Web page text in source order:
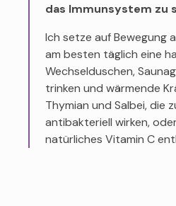
das Immunsystem zu
Ich setze auf Bewegung
am besten täglich eine
Wechselduschen,
trinken und wärmende
Thymian und Salbei, die
antibakteriell wirken,
natürliches Vitamin C